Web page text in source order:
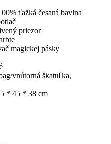
ťažká česaná bavlna
priezor
magickej pásky
vnútorná škatuľka,
* 45 * 38 cm